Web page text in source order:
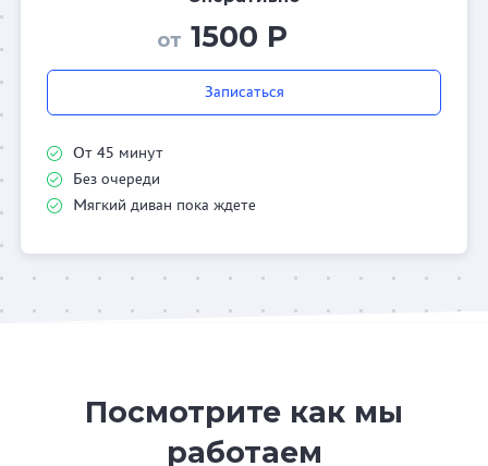
от 1500 Р
Записаться
От 45 минут
Без очереди
Мягкий диван пока ждете
Посмотрите как мы
работаем